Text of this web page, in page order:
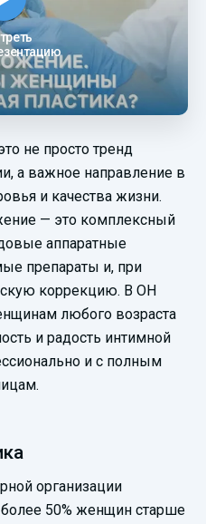
не просто тренд
а важное направление в
и качества жизни.
— это комплексный
аппаратные
препараты и, при
коррекцию. В ОН
любого возраста
и радость интимной
и с полным
организации
50% женщин старше